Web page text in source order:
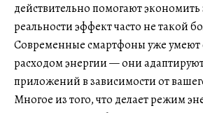
действительно помогают экономить
реальности эффект часто не такой
Современные смартфоны уже умеют
расходом энергии — они
приложений в зависимости от
Многое из того, что делает режим